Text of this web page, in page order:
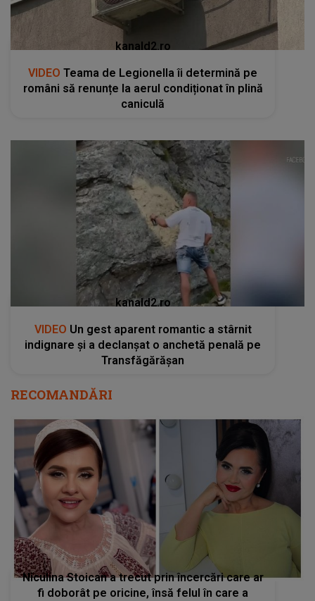
kanald2.ro
VIDEO Teama de Legionella îi determină pe
români să renunțe la aerul condiționat în plină
caniculă
kanald2.ro
VIDEO Un gest aparent romantic a stârnit
indignare și a declanșat o anchetă penală pe
Transfăgărășan
RECOMANDĂRI
Niculina Stoican a trecut prin încercări care ar
fi doborât pe oricine, însă felul în care a